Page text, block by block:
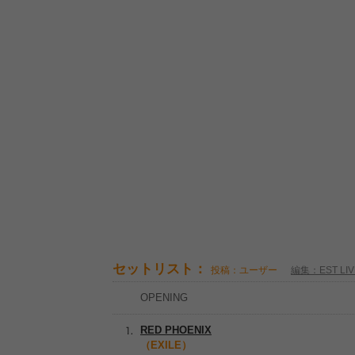
セットリスト： 投稿：ユーザー 編集：EST
OPENING
RED PHOENIX
（EXILE）